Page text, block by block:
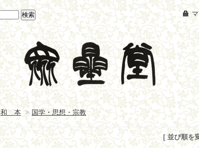
和 本 > 国学・思想・宗教
[ 並び順を